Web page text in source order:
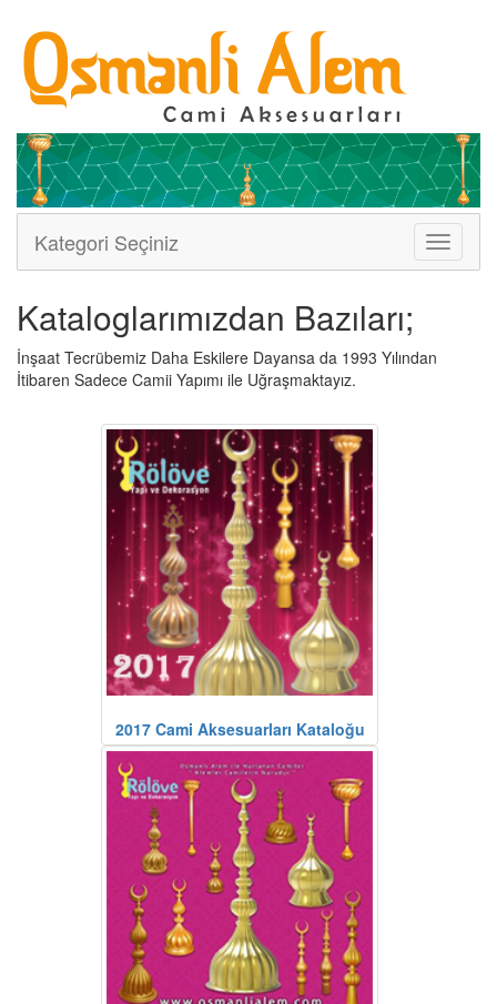
Menüler
Kategori Seçiniz
Kataloglarımızdan Bazıları;
İnşaat Tecrübemiz Daha Eskilere Dayansa da 1993 Yılından
İtibaren Sadece Camii Yapımı ile Uğraşmaktayız.
2017 Cami Aksesuarları Kataloğu